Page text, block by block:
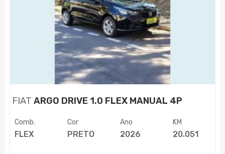
FIAT ARGO DRIVE 1.0 FLEX MANUAL 4P
Comb.
FLEX
Cor
PRETO
Ano
2026
KM
20.051